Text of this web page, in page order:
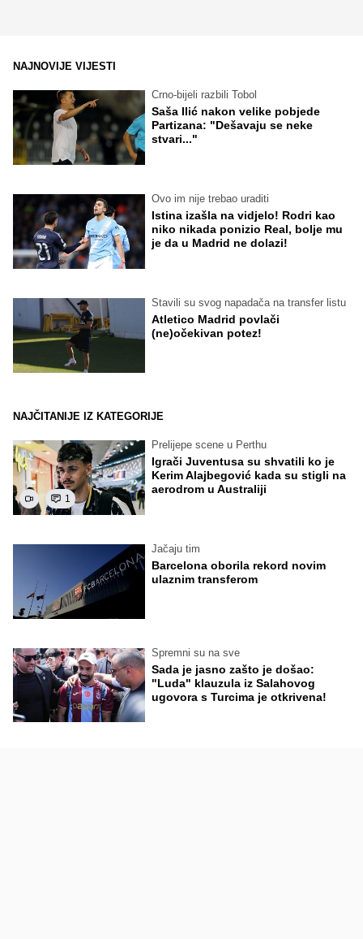
NAJNOVIJE VIJESTI
Crno-bijeli razbili Tobol
Saša Ilić nakon velike pobjede
Partizana: "Dešavaju se neke
stvari..."
Ovo im nije trebao uraditi
Istina izašla na vidjelo! Rodri kao
niko nikada ponizio Real, bolje mu
je da u Madrid ne dolazi!
Stavili su svog napadača na transfer listu
Atletico Madrid povlači
(ne)očekivan potez!
NAJČITANIJE IZ KATEGORIJE
1
Prelijepe scene u Perthu
Igrači Juventusa su shvatili ko je
Kerim Alajbegović kada su stigli na
aerodrom u Australiji
Jačaju tim
Barcelona oborila rekord novim
ulaznim transferom
Spremni su na sve
Sada je jasno zašto je došao:
"Luda" klauzula iz Salahovog
ugovora s Turcima je otkrivena!